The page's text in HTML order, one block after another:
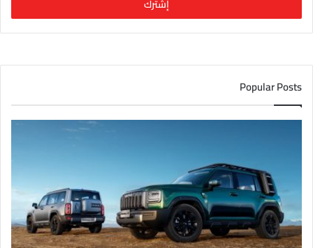
ب
ر
د
ا
ل
إ
ي
Popular Posts